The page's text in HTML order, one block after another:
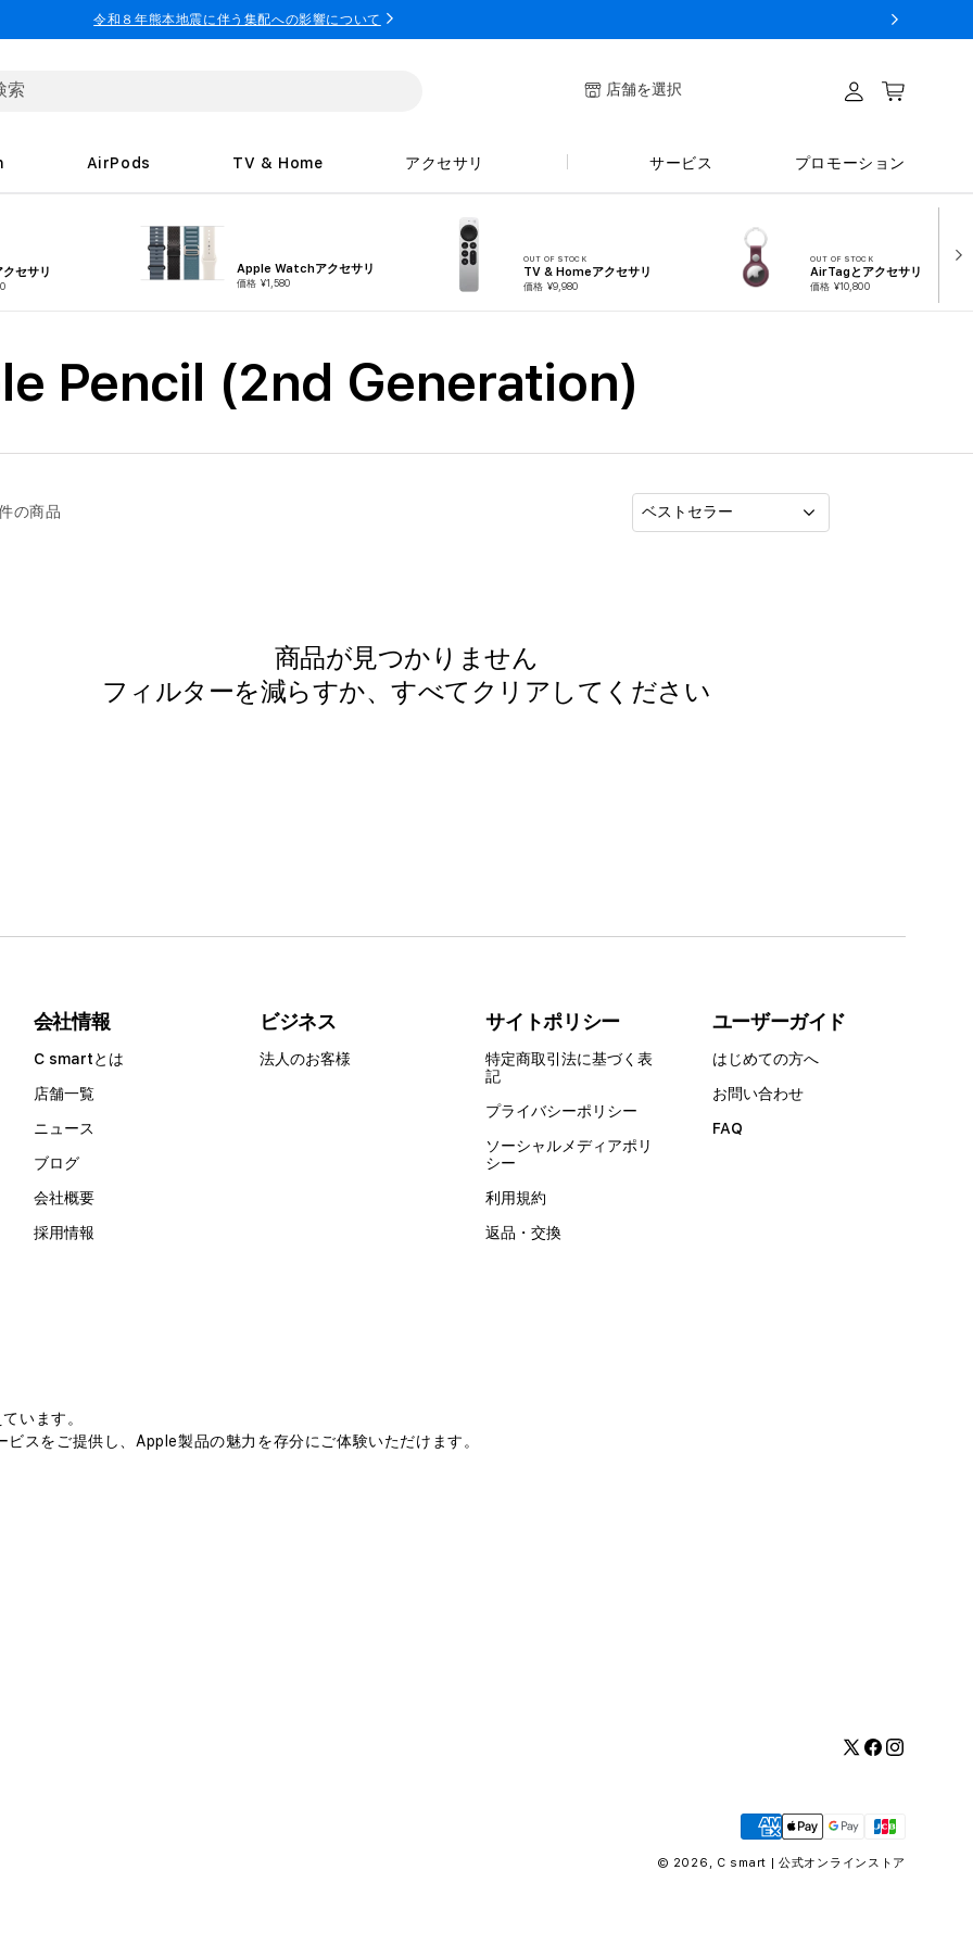
令和８年熊本地震に伴う集配への影響について
店舗を選択 カート
AirPods TV & Home アクセサリ サービス プロモーション
セサリ Apple Watchアクセサリ
価格 ¥1,580
OUT OF STOCK
TV & Homeアクセサリ
価格 ¥9,980
OUT OF STOCK
AirTagとアクセサリ
価格 ¥10,800
Pencil (2nd Generation)
の商品
商品が見つかりません
フィルターを減らすか、すべてクリア してください
会社情報
C smartとは
店舗一覧
ニュース
ブログ
会社概要
採用情報
ビジネス
法人のお客様
サイトポリシー
特定商取引法に基づく表
記
プライバシーポリシー
ソーシャルメディアポリ
シー
利用規約
返品・交換
ユーザーガイド
はじめての方へ
お問い合わせ
FAQ
います。
スをご提供し、Apple製品の魅力を存分にご体験いただけます。
Twitter
Facebook
Instagram
支
© 2026, C smart | 公式オンラインストア